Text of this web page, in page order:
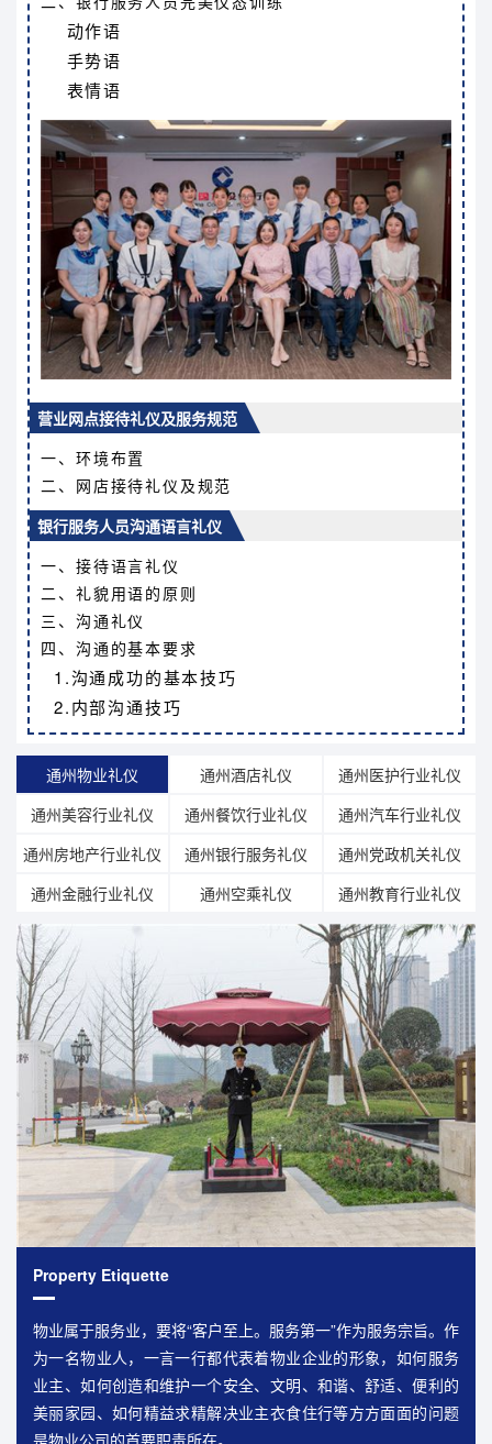
动作语
手势语
表情语
营业网点接待礼仪及服务规范
一、环境布置
二、网店接待礼仪及规范
银行服务人员沟通语言礼仪
一、接待语言礼仪
二、礼貌用语的原则
三、沟通礼仪
四、沟通的基本要求
1.沟通成功的基本技巧
2.内部沟通技巧
通州物业礼仪 通州酒店礼仪
通州医护行业礼仪
通州美容行业礼仪
通州餐饮行业礼仪
通州汽车行业礼仪
通州房地产行业礼仪
通州银行服务礼仪
通州党政机关礼仪
通州金融行业礼仪
通州空乘礼仪 通州教育行业礼仪
Property Etiquette
物业属于服务业，要将“客户至上。服务第一”作为服务宗旨。作
为一名物业人，一言一行都代表着物业企业的形象，如何服务
业主、如何创造和维护一个安全、文明、和谐、舒适、便利的
美丽家园、如何精益求精解决业主衣食住行等方方面面的问题
是物业公司的首要职责所在。